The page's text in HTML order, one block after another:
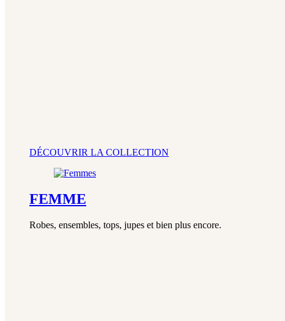
DÉCOUVRIR LA COLLECTION
FEMME
Robes, ensembles, tops, jupes et bien plus encore.